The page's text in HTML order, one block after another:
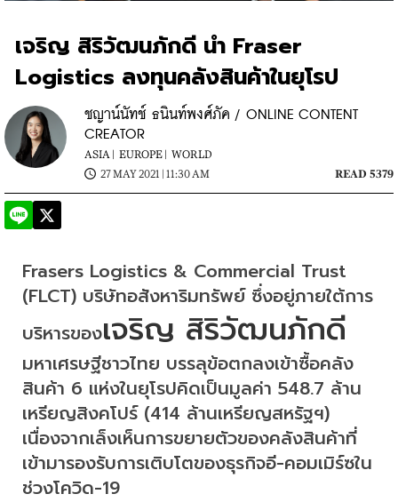
เจริญ สิริวัฒนภักดี นำ Fraser
Logistics ลงทุนคลังสินค้าในยุโรป
ชญาน์นัทช์ ธนินท์พงศ์ภัค / ONLINE CONTENT
CREATOR
ASIA | EUROPE | WORLD
27 MAY 2021 | 11:30 AM
READ 5379
Frasers Logistics & Commercial Trust
(FLCT) บริษัทอสังหาริมทรัพย์ ซึ่งอยู่ภายใต้การ
บริหารของเจริญ สิริวัฒนภักดี
มหาเศรษฐีชาวไทย บรรลุข้อตกลงเข้าซื้อคลัง
สินค้า 6 แห่งในยุโรปคิดเป็นมูลค่า 548.7 ล้าน
เหรียญสิงคโปร์ (414 ล้านเหรียญสหรัฐฯ)
เนื่องจากเล็งเห็นการขยายตัวของคลังสินค้าที่
เข้ามารองรับการเติบโตของธุรกิจอี-คอมเมิร์ซใน
ช่วงโควิด-19